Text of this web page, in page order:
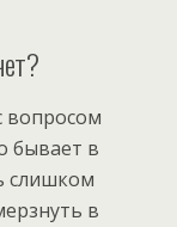
вопросом
бывает в
слишком
в